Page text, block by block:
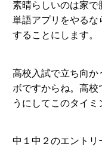
素晴らしいのは家で
単語アプリをやるな
することにします。
高校入試で立ち向か
ボですからね。高校
うにしてこのタイミ
中１中２のエントリ